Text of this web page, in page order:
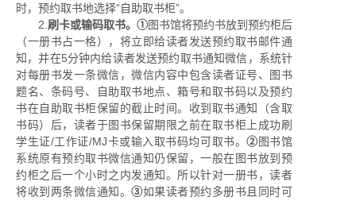
时，预约取书地选择“自助取书柜”。
2. 刷卡或输码取书。①图书馆将预约书放到预约柜后
（一册书占一格），将立即给读者发送预约取书邮件通
知，并在5分钟内给读者发送预约取书通知微信，系统针
对每册书发一条微信，微信内容中包含读者证号、图书
题名、条码号、自助取书地点、箱号和取书码以及预约
书在自助取书柜保留的截止时间。收到取书通知（含取
书码）后，读者于图书保留期限之前在取书柜上成功刷
学生证/工作证/MJ卡或输入取书码均可取书。②图书馆
系统原有预约取书微信通知仍保留，一般在图书放到预
约柜之后一个小时之内发通知。所以针对一册书，读者
将收到两条微信通知。③如果读者预约多册书且同时可